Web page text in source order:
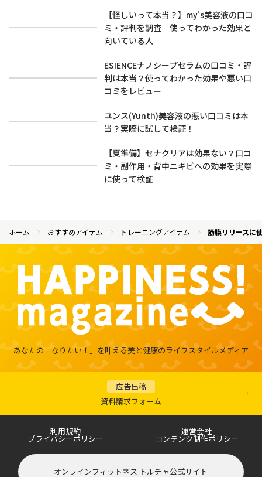
【怪しいって本当？】my's美容液の口コ
ミ・評判を調査｜使ってわかった効果と
向いている人
ESIENCEナノシープセラムの口コミ・評
判は本当？使ってわかった効果や悪い口
コミをレビュー
ユンス(Yunth)美容液の悪い口コミは本
当？実際に試して検証！
【夏準備】セナクリアは効果ない？口コ
ミ・副作用・背中ニキビへの効果を実際
に使って検証
ホーム おすすめアイテム トレーニングアイテム 筋膜リリースに
あなたの「なりたい！」を叶える美と健康のライフスタイルメディア
広告出稿
資料請求フォーム
利用規約 運営会社
プライバシーポリシー コンテンツ制作ポリシー
オンラインフィットネス トルチャ公式サイト